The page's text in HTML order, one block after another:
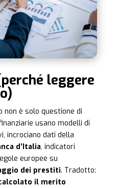
leggere
è solo questione di
usano modelli di
incrociano dati della
d’Italia, indicatori
europee su
dei prestiti. Tradotto:
il merito